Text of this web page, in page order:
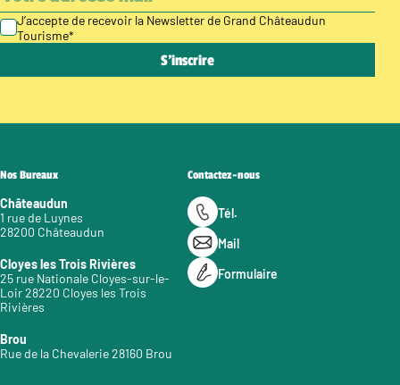
J’accepte de recevoir la Newsletter de Grand Châteaudun
Tourisme*
Nos Bureaux
Châteaudun
1 rue de Luynes
28200 Châteaudun
Cloyes les Trois Rivières
25 rue Nationale Cloyes-sur-le-
Loir 28220 Cloyes les Trois
Rivières
Brou
Rue de la Chevalerie 28160 Brou
Contactez-nous
Tél.
Mail
Formulaire